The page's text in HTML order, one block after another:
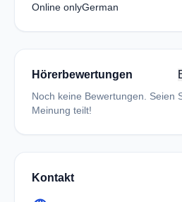
Online onlyGerman
Hörerbewertungen
Noch keine Bewertungen. Seien
Meinung teilt!
Kontakt